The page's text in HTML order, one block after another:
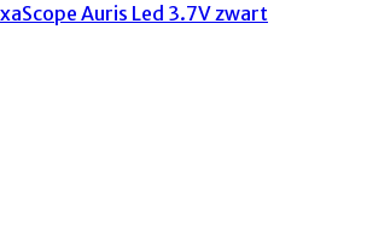
Auris Led 3.7V zwart